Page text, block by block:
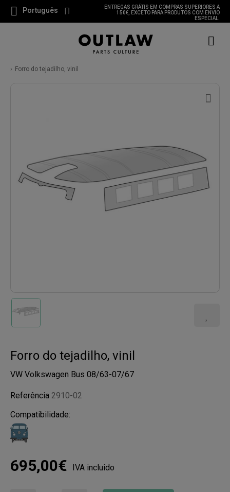
Português
ENTREGAS GRÁTIS EM COMPRAS SUPERIORES A
150€, EXCETO PARA PRODUTOS COM ENVIO
ESPECIAL.
Forro do tejadilho, vinil
Forro do tejadilho, vinil
VW Volkswagen Bus 08/63-07/67
Referência 2910-02
Compatibilidade:
695,00€ IVA incluido